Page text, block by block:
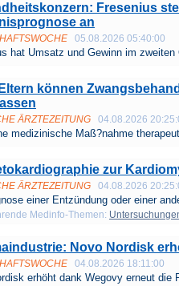
Fresenius
an
05.08.2026 05:40:00
hat Umsatz und Gewinn im zweiten
können
ÄRZTEZEITUNG 04.08.2026
medizinische Maß?nahme
zur
ÄRZTEZEITUNG 04.08.2026
einer Entzündung oder einer
Medinfo-Themen:
Novo Nordisk
04.08.2026 18:11:00
erhöht dank Wegovy erneut die